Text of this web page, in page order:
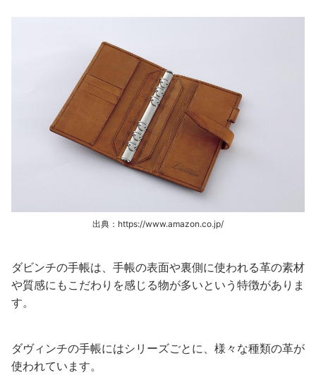
出典：https://www.amazon.co.jp/
ダビンチの手帳は、手帳の表面や裏側に使われる革の素材
や質感にもこだわりを感じる物が多いという特徴がありま
す。
ダヴィンチの手帳にはシリーズごとに、様々な種類の革が
使われています。